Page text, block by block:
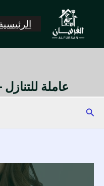
المحتوى
عاملة
البحث